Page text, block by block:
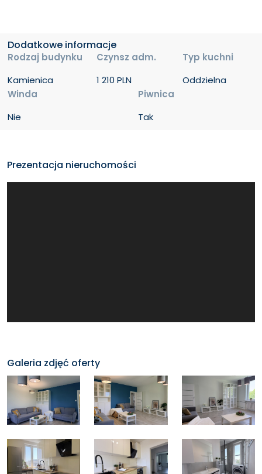
Dodatkowe informacje
Rodzaj budynku
Kamienica
Czynsz adm.
1 210 PLN
Typ kuchni
Oddzielna
Winda
Nie
Piwnica
Tak
Prezentacja nieruchomości
Galeria zdjęć oferty